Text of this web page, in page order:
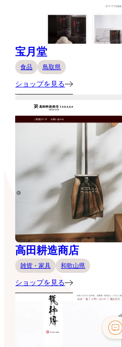
宝月堂
食品 鳥取県
ショップを見る
高田耕造商店
雑貨・家具 和歌山県
ショップを見る